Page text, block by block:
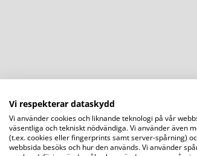
Vi respekterar dataskydd
Vi använder cookies och liknande teknologi på vår
väsentliga och tekniskt nödvändiga. Vi använder även
(t.ex. cookies eller fingerprints samt server-spårning)
webbsida besöks och hur den används. Vi använder